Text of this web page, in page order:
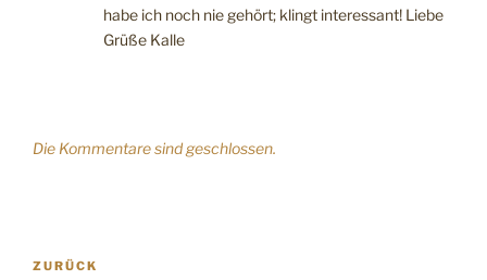
habe ich noch nie gehört; klingt interessant! Liebe
Grüße Kalle
Die Kommentare sind geschlossen.
Beitragsnavigation
Vorheriger
ZURÜCK